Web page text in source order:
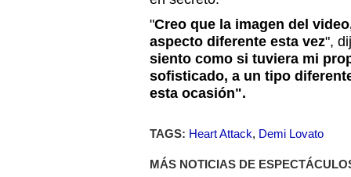
"Creo que la imagen del
aspecto diferente esta vez",
siento como si tuviera mi
sofisticado, a un tipo
esta ocasión".
TAGS: Heart Attack, Demi Lovato
MÁS NOTICIAS DE